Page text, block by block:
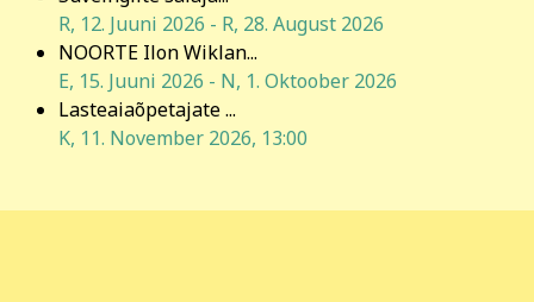
R, 12. Juuni 2026 - R, 28. August 2026
NOORTE Ilon Wiklan...
E, 15. Juuni 2026 - N, 1. Oktoober 2026
Lasteaiaõpetajate ...
K, 11. November 2026, 13:00